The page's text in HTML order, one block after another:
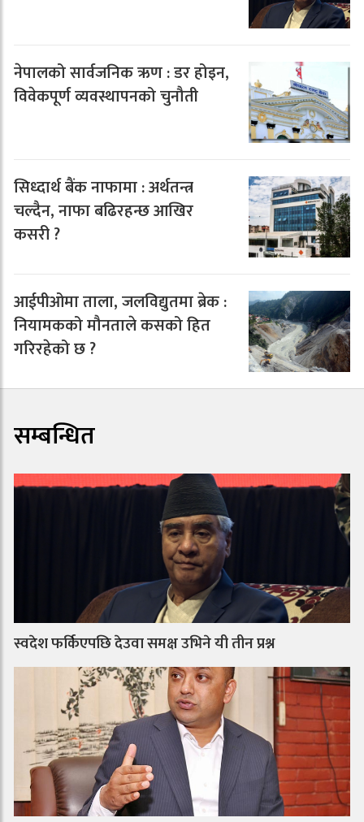
नेपालको सार्वजनिक ऋण : डर होइन,
विवेकपूर्ण व्यवस्थापनको चुनौती
सिध्दार्थ बैंक नाफामा : अर्थतन्त्र
चल्दैन, नाफा बढिरहन्छ आखिर
कसरी ?
आईपीओमा ताला, जलविद्युतमा ब्रेक :
नियामकको मौनताले कसको हित
गरिरहेको छ ?
सम्बन्धित
स्वदेश फर्किएपछि देउवा समक्ष उभिने यी तीन प्रश्न